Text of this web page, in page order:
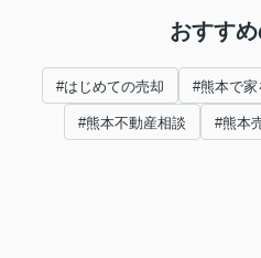
おすす
#はじめての売却 #熊本で
#熊本不動産相談 #熊本